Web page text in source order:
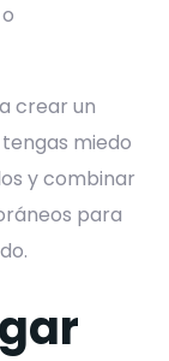
crear un
miedo
y combinar
para